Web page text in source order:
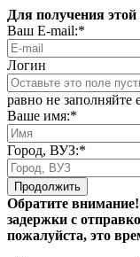
Для получения
Ваш E-mail:*
Логин
равно не заполняйте
Ваше имя:*
Город, ВУЗ:*
Продолжить
Обратите
задержки с
пожалуйста, это